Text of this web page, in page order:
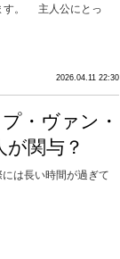
す。 主人公にとっ
2026.04.11 22:30
・ヴァン・
関与？
は長い時間が過ぎて